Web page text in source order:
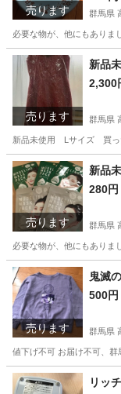
売ります 群馬県
必要な物が、他にもありま
群馬 高崎市 高崎
売ります
新品
2,300
群馬県
新品未使用 Lサイズ 買っ
群馬 高崎市 高崎
売ります
新品
280円
群馬県
必要な物が、他にもありま
群馬 高崎市 高崎
売ります
鬼滅
500円
群馬県
値下げ不可 お届け不可、
群馬 高崎市 高崎駅
リッ